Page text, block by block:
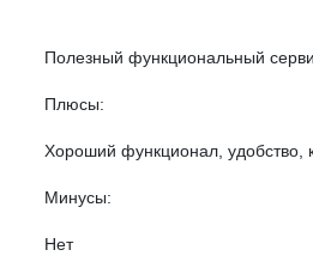
Полезный функциональный
Плюсы:
Хороший функционал, удобство,
Минусы:
Нет